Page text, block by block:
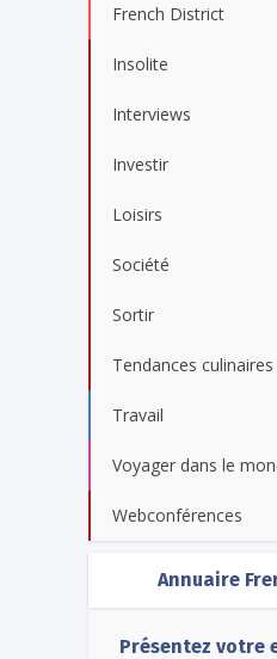
French District
Insolite
Interviews
Investir
Loisirs
Société
Sortir
Tendances culinaires
Travail
Voyager dans le
Webconférences
Annuaire
Présentez votre